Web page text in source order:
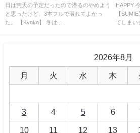
日は荒天の予定だったので潜るのやめよう
と思ったけど、3本フルで潜れてよかっ
た。 【Kyoko】 冬は...
HAPPY
【
てしまい
2026年8月
月 火 水 木
3 4 5 6
10 11 12 13